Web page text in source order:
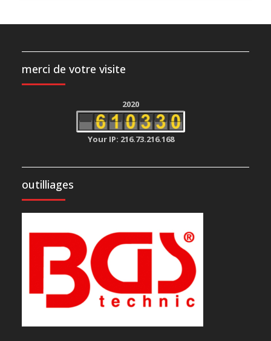
merci de votre visite
2020
Your IP: 216.73.216.168
outilliages